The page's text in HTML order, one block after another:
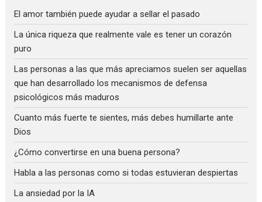
El amor también puede ayudar a sellar el pasado
La única riqueza que realmente vale es tener un corazón
puro
Las personas a las que más apreciamos suelen ser aquellas
que han desarrollado los mecanismos de defensa
psicológicos más maduros
Cuanto más fuerte te sientes, más debes humillarte ante
Dios
¿Cómo convertirse en una buena persona?
Habla a las personas como si todas estuvieran despiertas
La ansiedad por la IA